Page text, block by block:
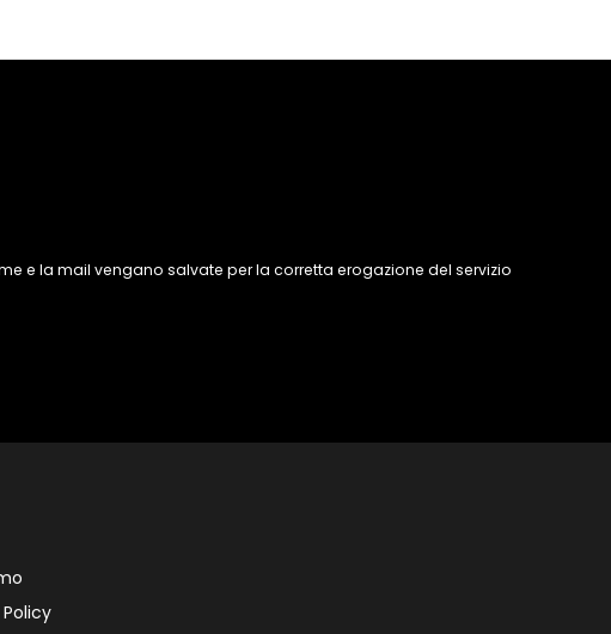
e la mail vengano salvate per la corretta erogazione del servizio